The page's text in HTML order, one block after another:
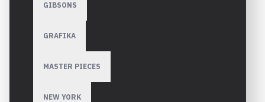
GIBSONS
GRAFIKA
MASTER PIECES
NEW YORK